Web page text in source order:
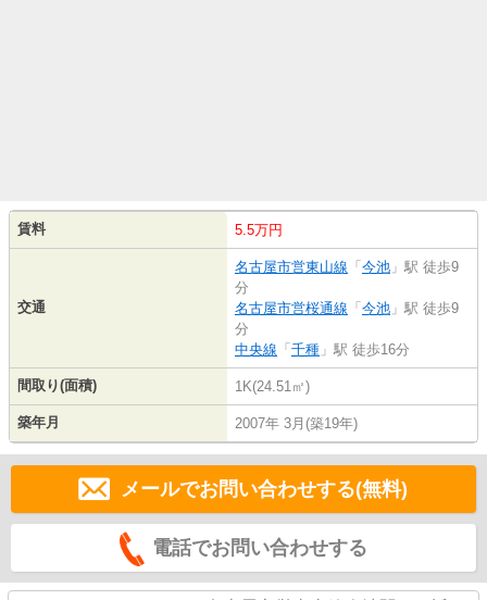
賃料 5.5万円
交通
名古屋市営東山線 「 今池 」駅 徒歩9
分
名古屋市営桜通線 「 今池 」駅 徒歩9
分
中央線 「 千種 」駅 徒歩16分
間取り(面積) 1K(24.51㎡)
築年月 2007年 3月(築19年)
メールでお問い合わせする(無料)
電話でお問い合わせする